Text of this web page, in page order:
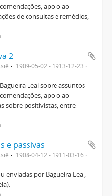
apoio ao
de consultas e remédios,
2
1909-05-02 - 1913-12-23
Leal sobre assuntos
apoio ao
sobre positivistas, entre
e passivas
1908-04-12 - 1911-03-16
enviadas por Bagueira Leal,